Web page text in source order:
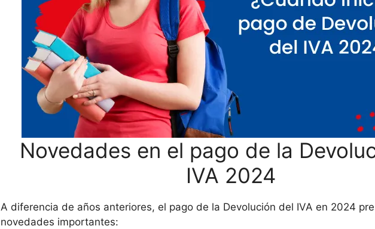
Novedades en el pago de la
IVA 2024
A diferencia de años anteriores, el pago de la Devolución del IVA en 2024
novedades importantes: